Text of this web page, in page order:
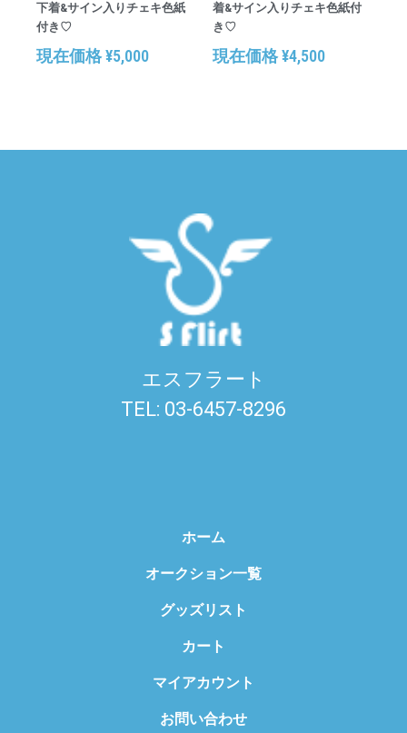
下着&サイン入りチェキ色紙
付き♡
現在価格¥5,000
着&サイン入りチェキ色紙付
き♡
現在価格¥4,500
エスフラート
TEL: 03-6457-8296
ホーム
オークション一覧
グッズリスト
カート
マイアカウント
お問い合わせ